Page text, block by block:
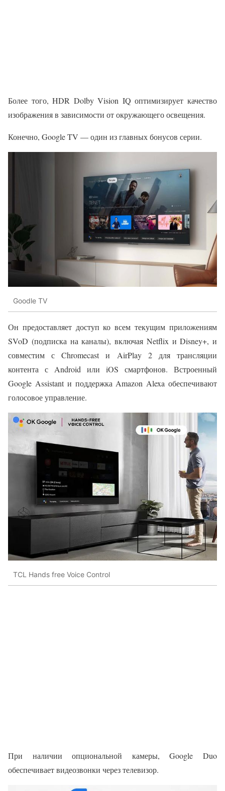
Более того, HDR Dolby Vision IQ оптимизирует качество
изображения в зависимости от окружающего освещения.
Конечно, Google TV — один из главных бонусов серии.
Goodle TV
Он предоставляет доступ ко всем текущим приложениям
SVoD (подписка на каналы), включая Netflix и Disney+, и
совместим с Chromecast и AirPlay 2 для трансляции
контента с Android или iOS смартфонов. Встроенный
Google Assistant и поддержка Amazon Alexa обеспечивают
голосовое управление.
TCL Hands free Voice Control
При наличии опциональной камеры, Google Duo
обеспечивает видеозвонки через телевизор.